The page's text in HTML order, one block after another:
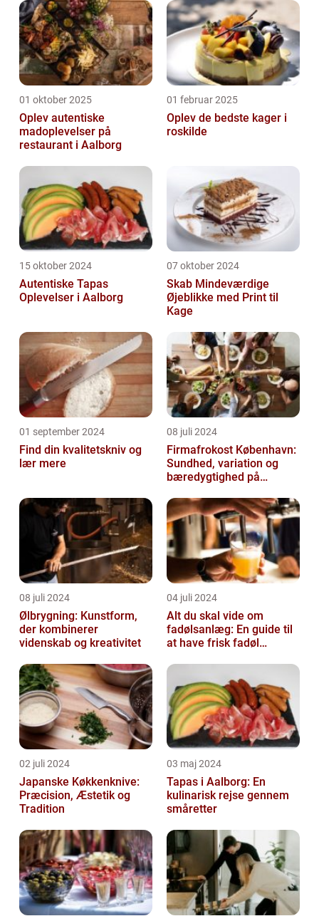
01 oktober 2025
Oplev autentiske
madoplevelser på
restaurant i Aalborg
01 februar 2025
Oplev de bedste kager i
roskilde
15 oktober 2024
Autentiske Tapas
Oplevelser i Aalborg
07 oktober 2024
Skab Mindeværdige
Øjeblikke med Print til
Kage
01 september 2024
Find din kvalitetskniv og
lær mere
08 juli 2024
Firmafrokost København:
Sundhed, variation og
bæredygtighed på
08 juli 2024
Ølbrygning: Kunstform,
der kombinerer
videnskab og kreativitet
04 juli 2024
Alt du skal vide om
fadølsanlæg: En guide til
at have frisk fadøl
02 juli 2024
Japanske Køkkenknive:
Præcision, Æstetik og
Tradition
03 maj 2024
Tapas i Aalborg: En
kulinarisk rejse gennem
småretter